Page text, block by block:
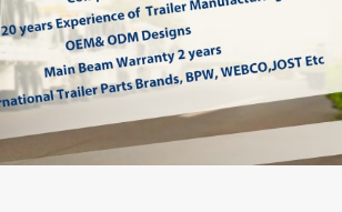
بالعربية